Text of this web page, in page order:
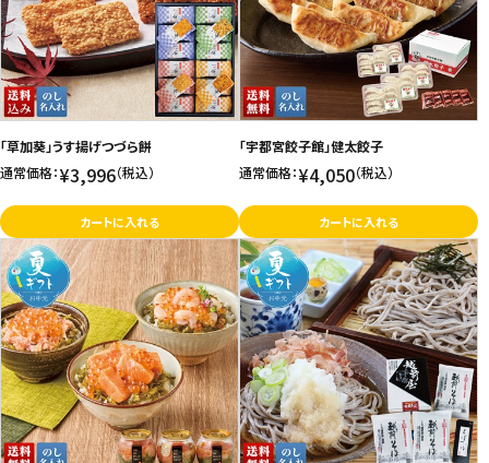
「草加葵」うす揚げつづら餅
通常価格：¥3,996（税込）
カートに入れる
「宇都宮餃子館」健太餃子
通常価格：¥4,050（税込）
カートに入れる